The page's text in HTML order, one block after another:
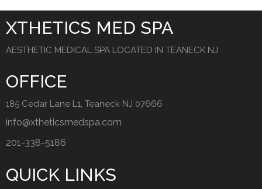
XTHETICS MED SPA
AESTHETIC MEDICAL SPA LOCATED IN TEANECK NJ
OFFICE
185 Cedar Lane L1, Teaneck NJ 07666
info@xtheticsmedspa.com
201-338-5186
QUICK LINKS